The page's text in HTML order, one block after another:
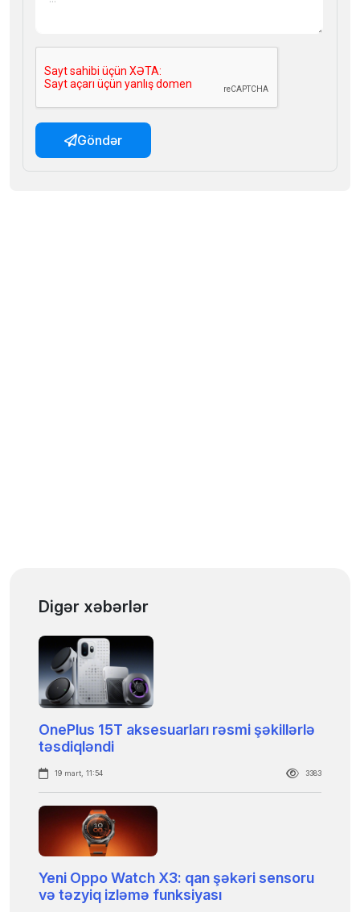
Göndər
Digər xəbərlər
OnePlus 15T aksesuarları rəsmi şəkillərlə
təsdiqləndi
19 mart, 11:54 3383
Yeni Oppo Watch X3: qan şəkəri sensoru
və təzyiq izləmə funksiyası